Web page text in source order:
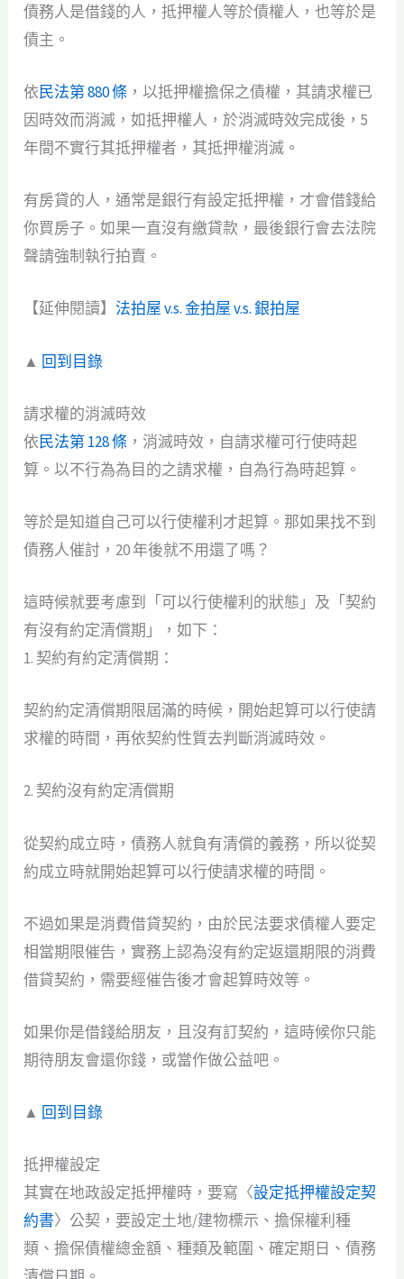
債務人是借錢的人，抵押權人等於債權人，也等於是
債主。
依民法第 880 條 ，以抵押權擔保之債權，其請求權已
因時效而消滅，如抵押權人，於消滅時效完成後，5
年間不實行其抵押權者，其抵押權消滅。
有房貸的人，通常是銀行有設定抵押權，才會借錢給
你買房子。如果一直沒有繳貸款，最後銀行會去法院
聲請強制執行拍賣。
【延伸閱讀】 法拍屋 v.s. 金拍屋 v.s. 銀拍屋
▲ 回到目錄
請求權的消滅時效
依民法第 128 條 ，消滅時效，自請求權可行使時起
算。以不行為為目的之請求權，自為行為時起算。
等於是知道自己可以行使權利才起算。那如果找不到
債務人催討，20 年後就不用還了嗎？
這時候就要考慮到「可以行使權利的狀態」及「契約
有沒有約定清償期」，如下：
1. 契約有約定清償期：
契約約定清償期限屆滿的時候，開始起算可以行使請
求權的時間，再依契約性質去判斷消滅時效。
2. 契約沒有約定清償期
從契約成立時，債務人就負有清償的義務，所以從契
約成立時就開始起算可以行使請求權的時間。
不過如果是消費借貸契約，由於民法要求債權人要定
相當期限催告，實務上認為沒有約定返還期限的消費
借貸契約，需要經催告後才會起算時效等。
如果你是借錢給朋友，且沒有訂契約，這時候你只能
期待朋友會還你錢，或當作做公益吧。
▲ 回到目錄
抵押權設定
其實在地政設定抵押權時，要寫〈設定抵押權設定契
約書〉公契，要設定土地/建物標示、擔保權利種
類、擔保債權總金額、種類及範圍、確定期日、債務